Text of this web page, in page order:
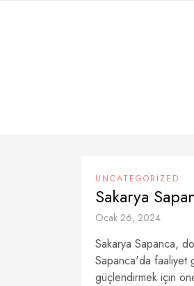
UNCATEGORIZED
Sakarya
Ocak 26, 2024
Sakarya Sapanca,
Sapanca'da faaliyet
güçlendirmek için